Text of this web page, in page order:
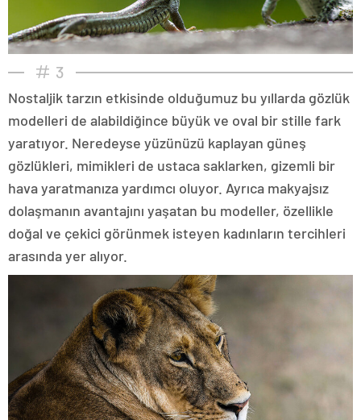
3
Nostaljik tarzın etkisinde olduğumuz bu yıllarda gözlük
modelleri de alabildiğince büyük ve oval bir stille fark
yaratıyor. Neredeyse yüzünüzü kaplayan güneş
gözlükleri, mimikleri de ustaca saklarken, gizemli bir
hava yaratmanıza yardımcı oluyor. Ayrıca makyajsız
dolaşmanın avantajını yaşatan bu modeller, özellikle
doğal ve çekici görünmek isteyen kadınların tercihleri
arasında yer alıyor.